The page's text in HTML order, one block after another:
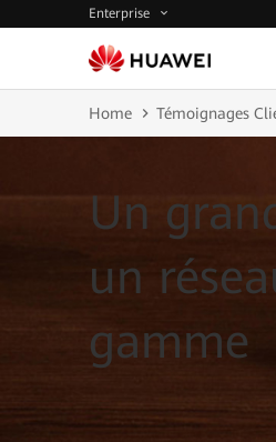
Enterprise
Home Témoignages
Un
un
gamme